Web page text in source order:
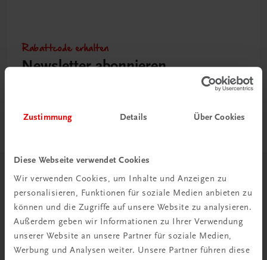
Zustimmung Details Über Cookies
Diese Webseite verwendet Cookies
Wir verwenden Cookies, um Inhalte und Anzeigen zu
personalisieren, Funktionen für soziale Medien anbieten zu
können und die Zugriffe auf unsere Website zu analysieren.
Außerdem geben wir Informationen zu Ihrer Verwendung
unserer Website an unsere Partner für soziale Medien,
Werbung und Analysen weiter. Unsere Partner führen diese
Rabattcode erhalten
Newsletter abonnieren
Herzlich willkommen bei TRAUNER!